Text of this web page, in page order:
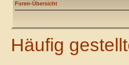
Foren-Übersicht
Häufig